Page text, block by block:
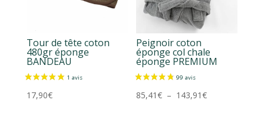
Tour de tête coton
480gr éponge
BANDEAU
17,90€
Peignoir coton
éponge col chale
éponge PREMIUM
85,41€ – 143,91€Plage